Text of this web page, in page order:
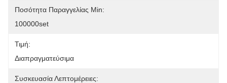
Ποσότητα Παραγγελίας Min:
100000set
Τιμή:
Διαπραγματεύσιμα
Συσκευασία Λεπτομέρειες: